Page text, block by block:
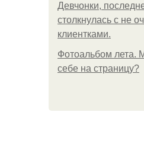
Девчонки,
столкнулась с не
клиентками.
Фотоальбом лета.
себе на страницу?